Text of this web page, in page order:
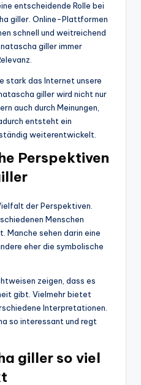
entscheidende Rolle bei
giller. Online-Plattformen
schnell und weitreichend
giller immer
stark das Internet unsere
giller wird nicht nur
auch durch Meinungen,
entsteht ein
weiterentwickelt.
Perspektiven
der Perspektiven.
Menschen
Manche sehen darin eine
eher die symbolische
zeigen, dass es
gibt. Vielmehr bietet
Interpretationen.
so interessant und regt
giller so viel